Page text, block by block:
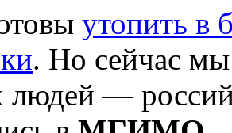
утопить в
. Но сейчас мы
—